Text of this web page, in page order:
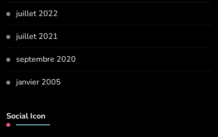
juillet 2022
juillet 2021
septembre 2020
janvier 2005
Social Icon